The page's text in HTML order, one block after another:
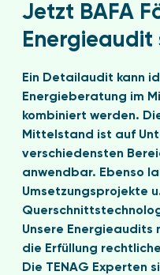
Jetzt BAFA
Energieaudit
Ein Detailaudit kann
Energieberatung im
kombiniert werden.
Mittelstand ist auf
verschiedensten
anwendbar. Ebenso
Umsetzungsprojekte
Unsere Energieaudits
die Erfüllung
Die TENAG Experten